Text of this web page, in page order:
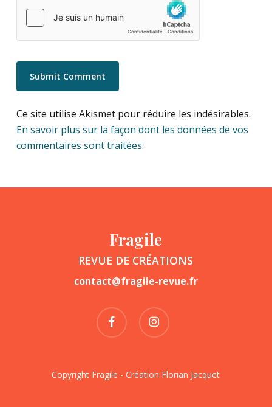
Ce site utilise Akismet pour réduire les indésirables.
En savoir plus sur la façon dont les données de vos
commentaires sont traitées.
Fragile
REVUE DE CRÉATIONS
contact@fragile-revue.fr
facebook instagram
Copyright Fragile - Création Florian Jacquet